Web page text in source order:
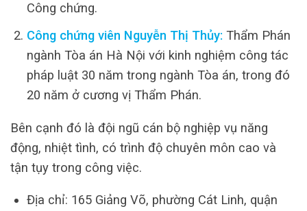
Công chứng.
Công chứng viên Nguyễn Thị Thủy: Thẩm Phán
ngành Tòa án Hà Nội với kinh nghiệm công tác
pháp luật 30 năm trong ngành Tòa án, trong đó
20 năm ở cương vị Thẩm Phán.
Bên cạnh đó là đội ngũ cán bộ nghiệp vụ năng
động, nhiệt tình, có trình độ chuyên môn cao và
tận tụy trong công việc.
Địa chỉ: 165 Giảng Võ, phường Cát Linh, quận